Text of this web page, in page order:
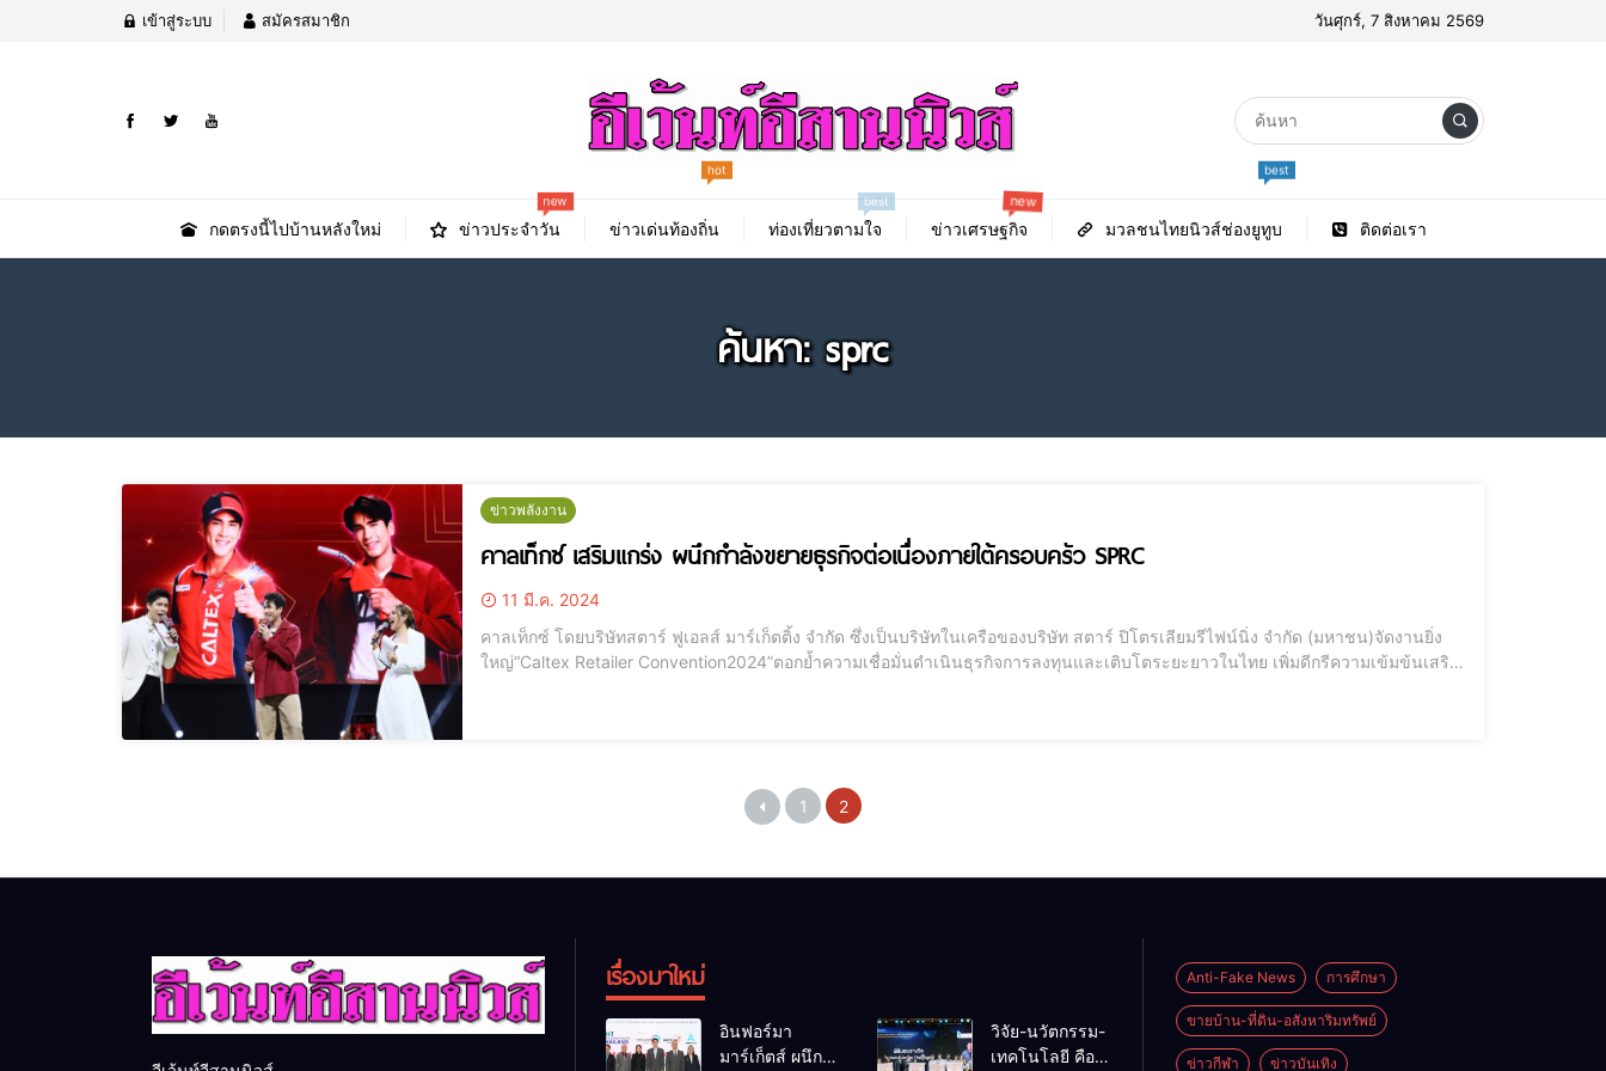
เข้าสู่ระบบ สมัครสมาชิก วันศุกร์, 7 สิงหาคม 2569
กดตรงนี้ไปบ้านหลังใหม่ ข่าวประจำวัน
new
ข่าวเด่นท้องถิ่น
hot
ท่องเที่ยวตามใจ
best
ข่าวเศรษฐกิจ
new
มวลชนไทยนิวส์ช่องยูทูบ
best
ติดต่อเรา
ค้นหา: sprc
ข่าวพลังงาน
คาลเท็กซ์ เสริมแกร่ง ผนึกกำลังขยายธุรกิจต่อเนื่องภายใต้ครอบครัว SPRC
11 มี.ค. 2024
คาลเท็กซ์ โดยบริษัทสตาร์ ฟูเอลส์ มาร์เก็ตติ้ง จำกัด ซึ่งเป็นบริษัทในเครือของบริษัท สตาร์ ปิโตรเลียมรีไฟน์นิ่ง จำกัด (มหาชน)จัดงานยิ่ง
ใหญ่“Caltex Retailer Convention2024”ตอกย้ำความเชื่อมั่นดำเนินธุรกิจการลงทุนและเติบโตระยะยาวในไทย เพิ่มดีกรีความเข้มข้นเสริม
1 2
เรื่องมาใหม่
อินฟอร์มา
มาร์เก็ตส์ ผนึก
วิจัย-นวัตกรรม-
เทคโนโลยี คือ
Anti-Fake News การศึกษา
ขายบ้าน-ที่ดิน-อสังหาริมทรัพย์
ข่าวกีฬา ข่าวบันเทิง